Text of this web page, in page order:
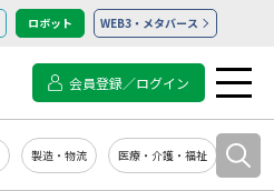
ロボット WEB3・メタバース
会員登録／ログイン
製造・物流 医療・介護・福祉 シス